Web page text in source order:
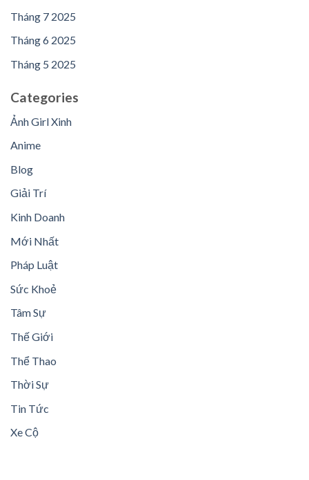
Tháng 7 2025
Tháng 6 2025
Tháng 5 2025
Categories
Ảnh Girl Xinh
Anime
Blog
Giải Trí
Kinh Doanh
Mới Nhất
Pháp Luật
Sức Khoẻ
Tâm Sự
Thế Giới
Thể Thao
Thời Sự
Tin Tức
Xe Cộ